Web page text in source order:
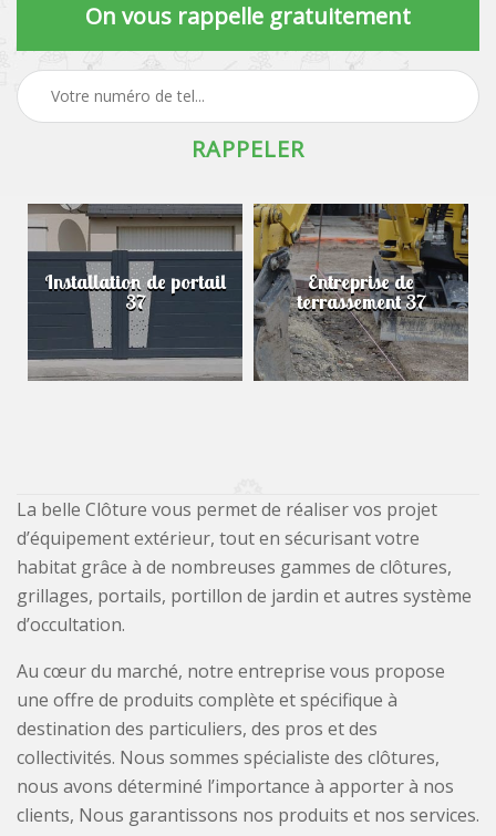
On vous rappelle gratuitement
Installation de portail
37
Entreprise de
terrassement 37
La belle Clôture vous permet de réaliser vos projet
d’équipement extérieur, tout en sécurisant votre
habitat grâce à de nombreuses gammes de clôtures,
grillages, portails, portillon de jardin et autres système
d’occultation.
Au cœur du marché, notre entreprise vous propose
une offre de produits complète et spécifique à
destination des particuliers, des pros et des
collectivités. Nous sommes spécialiste des clôtures,
nous avons déterminé l’importance à apporter à nos
clients, Nous garantissons nos produits et nos services.